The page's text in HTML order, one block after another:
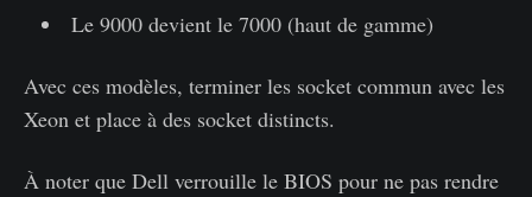
Le 9000 devient le 7000 (haut de gamme)
Avec ces modèles, terminer les socket commun avec les
Xeon et place à des socket distincts.
À noter que Dell verrouille le BIOS pour ne pas rendre